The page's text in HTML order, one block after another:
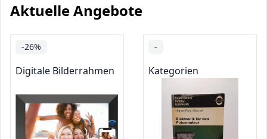
Aktuelle Angebote
-26%
Digitale Bilderrahmen
-
Kategorien